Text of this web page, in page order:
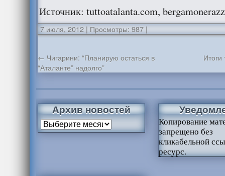
Источник: tuttoatalanta.com,
7 июля, 2012 | Просмотры: 987|
← Чигарини: “Планирую остаться в
“Аталанте” надолго”
Архив новостей
Копирование
запрещено без
кликабельной
ресурс.